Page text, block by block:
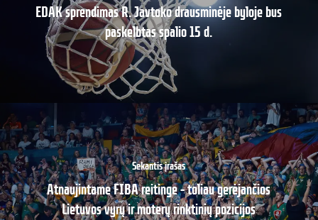
EDAK sprendimas R. Javtoko drausminėje byloje bus
paskelbtas spalio 15 d.
Sekantis įrašas
Atnaujintame FIBA reitinge – toliau gerėjančios
Lietuvos vyrų ir moterų rinktinių pozicijos